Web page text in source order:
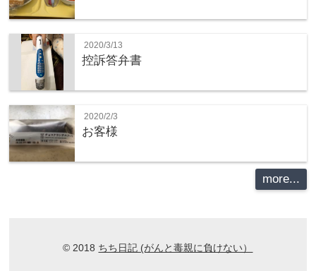
2020/3/13
控訴答弁書
2020/2/3
お客様
more...
© 2018 ちち日記 (がんと毒親に負けない）